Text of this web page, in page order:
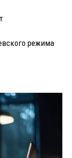
режима